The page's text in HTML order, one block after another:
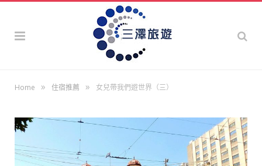
Home » 住宿推薦 » 女兒帶我們遊世界（三）